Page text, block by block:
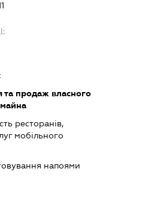
та продаж власного
ресторанів,
мобільного
напоями